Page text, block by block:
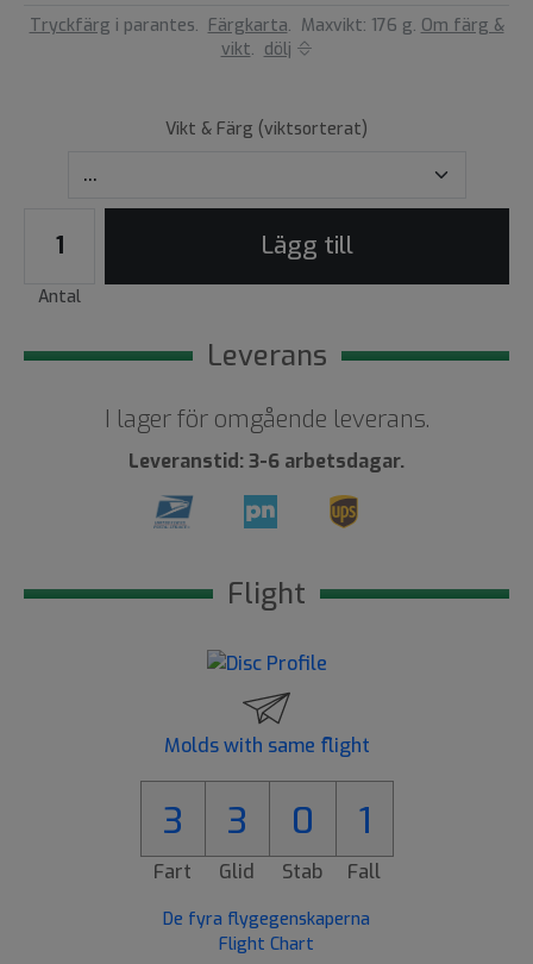
Tryckfärg i parantes. Färgkarta. Maxvikt: 176 g. Om färg &
vikt. dölj
Vikt & Färg (viktsorterat)
Antal
Lägg till
Leverans
I lager för omgående leverans.
Leveranstid: 3-6 arbetsdagar.
Flight
Molds with same flight
3 3 0 1
Fart Glid Stab Fall
De fyra flygegenskaperna
Flight Chart